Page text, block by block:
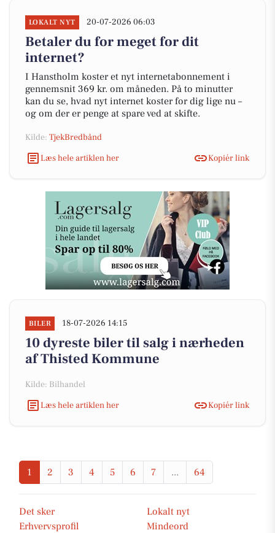
LOKALT NYT 20-07-2026 06:03
Betaler du for meget for dit
internet?
I Hanstholm koster et nyt internetabonnement i
gennemsnit 369 kr. om måneden. På to minutter
kan du se, hvad nyt internet koster for dig lige nu –
og om der er penge at spare ved at skifte.
Kilde: TjekBredbånd
Læs hele artiklen her
Kopiér link
BILER 18-07-2026 14:15
10 dyreste biler til salg i nærheden
af Thisted Kommune
Kilde: Bilhandel
Læs hele artiklen her
Kopiér link
1 2 3 4 5 6 7 ... 64
Det sker
Lokalt nyt
Erhvervsprofil
Mindeord